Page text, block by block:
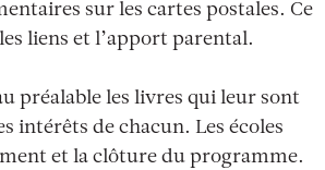
sur les cartes postales. Ce
liens et l’apport parental.
préalable les livres qui leur sont
intérêts de chacun. Les écoles
et la clôture du programme.